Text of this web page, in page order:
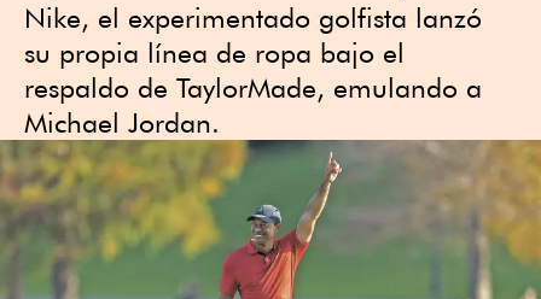
Nike, el experimentado golfista lanzó
su propia línea de ropa bajo el
respaldo de TaylorMade, emulando a
Michael Jordan.